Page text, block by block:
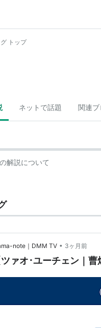
トップ
ネットで話題 関連
解説について
note｜DMM TV • 3ヶ月前
ツァオ･ユーチェン｜